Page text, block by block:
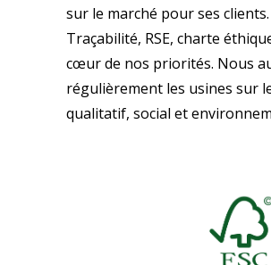
sur le marché pour ses clients.
Traçabilité, RSE, charte
cœur de nos priorités. Nous
régulièrement les usines sur
qualitatif, social et